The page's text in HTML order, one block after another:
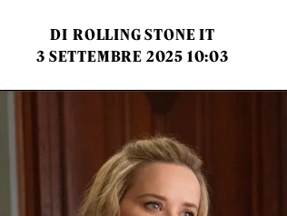
DI ROLLING STONE IT
3 SETTEMBRE 2025 10:03